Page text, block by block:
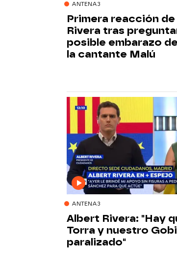
ANTENA3
Primera reacción
Rivera tras
posible embarazo
la cantante Malú
ANTENA3
Albert Rivera: "Hay
Torra y nuestro
paralizado"